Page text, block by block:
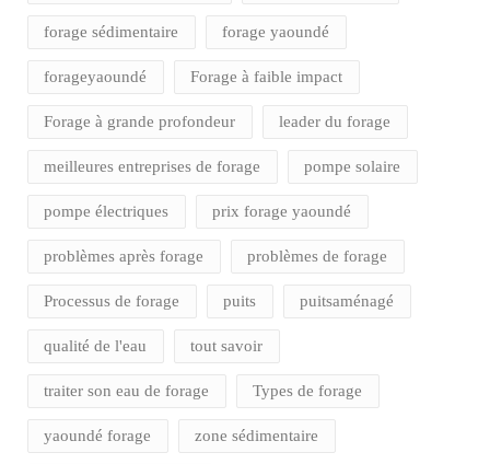
forage sédimentaire forage yaoundé
forageyaoundé Forage à faible impact
Forage à grande profondeur leader du forage
meilleures entreprises de forage pompe solaire
pompe électriques prix forage yaoundé
problèmes après forage problèmes de forage
Processus de forage puits puitsaménagé
qualité de l'eau tout savoir
traiter son eau de forage Types de forage
yaoundé forage zone sédimentaire